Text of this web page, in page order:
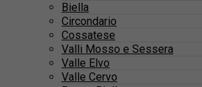
Biella
Circondario
Cossatese
Valli Mosso e Sessera
Valle Elvo
Valle Cervo